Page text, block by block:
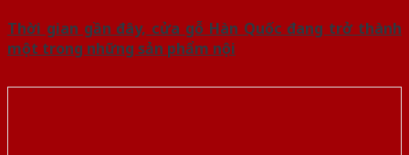
Thời gian gần đây, cửa gỗ Hàn Quốc đang trở thành
một trong những sản phẩm nội